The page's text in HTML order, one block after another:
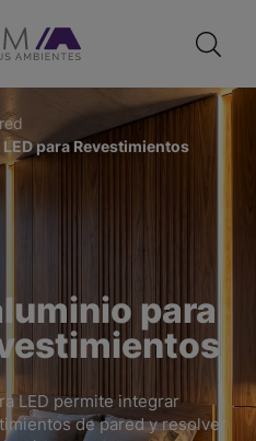
para Revestimientos
para
LED permite integrar
de pared y resolver